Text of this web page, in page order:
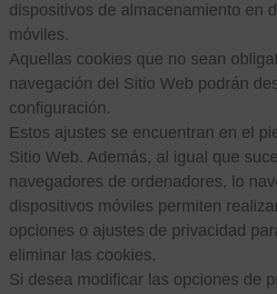
dispositivos de almacenamiento en
móviles.
Aquellas cookies que no sean
navegación del Sitio Web podrán
configuración.
Estos ajustes se encuentran en el
Sitio Web. Además, al igual que
navegadores de ordenadores, lo
dispositivos móviles permiten
opciones o ajustes de privacidad
eliminar las cookies.
Si desea modificar las opciones de